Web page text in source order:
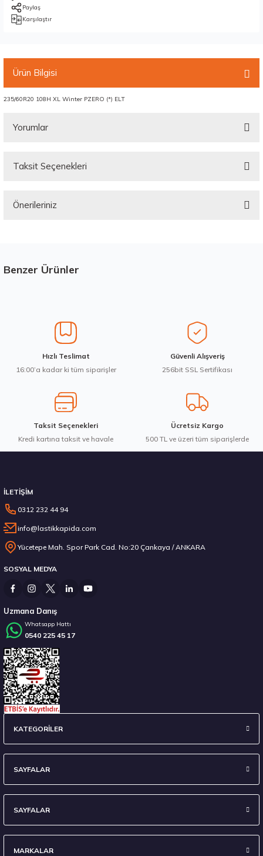
Paylaş
Karşılaştır
Ürün Bilgisi
235/60R20 108H XL Winter PZERO (*) ELT
Yorumlar
Taksit Seçenekleri
Önerileriniz
Görüş ve önerileriniz için teşekkür ederiz.
Ürün bilgilerinde hatalar bulunuyor.
Ürün fiyatı diğer sitelerden daha pahalı.
Bu ürüne benzer farklı alternatifler olmalı.
Benzer Ürünler
Hankook 195/55R20 95H XL Winter i*cept evo3 W330 Kış 2025
21.135,28 ₺
Stokta 12 Adet
Hızlı Teslimat
16:00’a kadar ki tüm siparişler
Güvenli Alışveriş
256bit SSL Sertifikası
Taksit Seçenekleri
Kredi kartına taksit ve havale
Ücretsiz Kargo
500 TL ve üzeri tüm siparişlerde
İLETİŞİM
0312 232 44 94
info@lastikkapida.com
Yücetepe Mah. Spor Park Cad. No:20 Çankaya / ANKARA
SOSYAL MEDYA
Uzmana Danış
Whatsapp Hattı
0540 225 45 17
KATEGORİLER
SAYFALAR
SAYFALAR
MARKALAR